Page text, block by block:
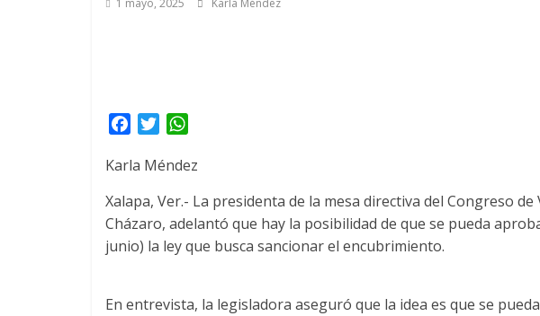
1 mayo, 2025 Karla Méndez
c
b
o
o
i
t
e
r
a
s
A
p
Karla Méndez
Xalapa, Ver.- La presidenta de la mesa directiva del Congreso
Cházaro, adelantó que hay la posibilidad de que se pueda
junio) la ley que busca sancionar el encubrimiento.
En entrevista, la legisladora aseguró que la idea es que se